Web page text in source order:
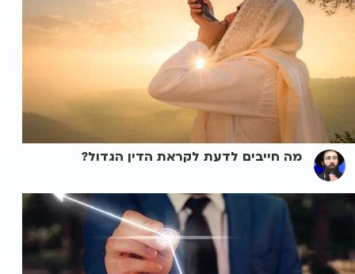
מה חייבים לדעת לקראת הדין הגדול?